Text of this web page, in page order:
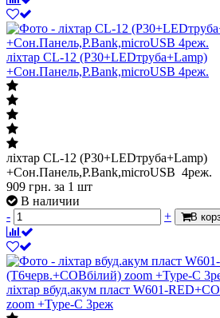
ліхтар CL-12 (P30+LEDтруба+Lamp)
+Сон.Панель,P.Bank,microUSB 4реж.
ліхтар CL-12 (P30+LEDтруба+Lamp)
+Сон.Панель,P.Bank,microUSB 4реж.
909 грн. за 1 шт
В наличии
-
+ В
ліхтар вбуд.акум пласт W601-
zoom +Type-C 3реж